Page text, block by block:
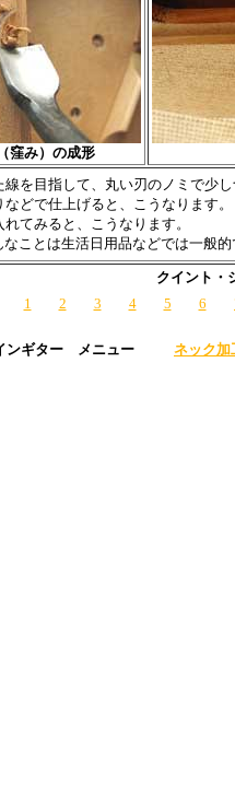
窪み）の成形
を目指して、丸い刃のノミで少
どで仕上げると、こうなります。
てみると、こうなります。
日用品などでは一般的ですが
クイント・
1 2 3 4 5 6
ンギター メニュー ネック加